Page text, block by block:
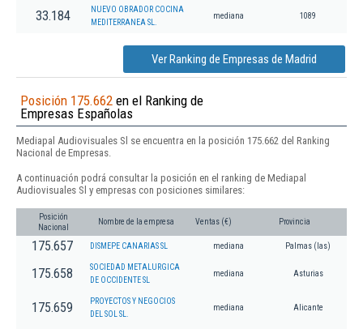
33.184
NUEVO OBRADOR COCINA
MEDITERRANEA SL.
mediana 1089
Ver Ranking de Empresas de Madrid
Posición 175.662 en el Ranking de
Empresas Españolas
Mediapal Audiovisuales Sl se encuentra en la posición 175.662 del Ranking
Nacional de Empresas.
A continuación podrá consultar la posición en el ranking de Mediapal
Audiovisuales Sl y empresas con posiciones similares:
Posición
Nacional
Nombre de la empresa Ventas (€) Provincia
175.657 DISMEPE CANARIAS SL mediana Palmas (las)
175.658
SOCIEDAD METALURGICA
DE OCCIDENTE SL
mediana Asturias
175.659
PROYECTOS Y NEGOCIOS
DEL SOL SL.
mediana Alicante